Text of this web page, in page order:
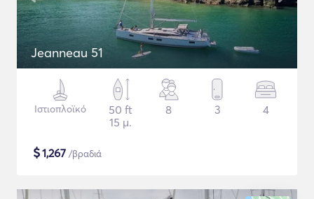
Jeanneau 51
Ιστιοπλοϊκό
50 ft
15 μ.
8 3 4
$1,267 /βραδιά